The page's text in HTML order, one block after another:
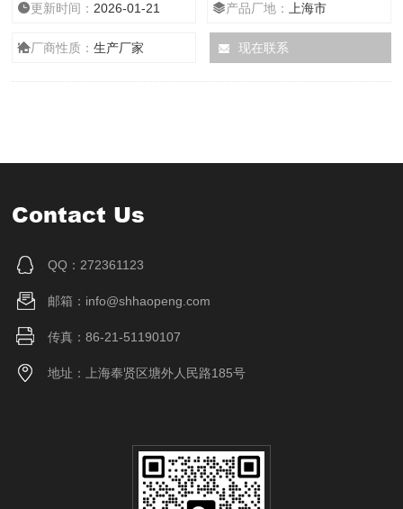
物理化学性质，它的密度接近于液体，粘度接近于气体，而扩散系数
大、粘度小、介电常数大灯特点。使其分离效果较好，是优良的溶
剂。
更新时间： 2026-01-21 产品厂地： 上海市
厂商性质：生产厂家 现在联系
Contact Us
QQ：272361123
邮箱：info@shhaopeng.com
传真：86-21-51190107
地址：上海奉贤区塘外人民路185号